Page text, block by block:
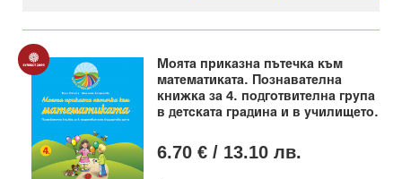
Моята приказна пътечка към
математиката. Познавателна
книжка за 4. подготвителна група
в детската градина и в училището.
6.70 € / 13.10 лв.